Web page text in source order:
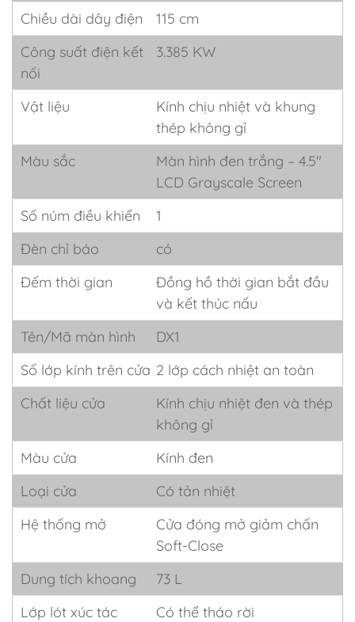
Chiều dài dây điện
115 cm
Công suất điện kết
nối
3.385 KW
Vật liệu
Kính chịu nhiệt và khung
thép không gỉ
Màu sắc
Màn hình đen trắng – 4.5"
LCD Grayscale Screen
Số núm điều khiển
1
Đèn chỉ báo
có
Đếm thời gian
Đồng hồ thời gian bắt đầu
và kết thúc nấu
Tên/Mã màn hình
DX1
Số lớp kính trên cửa 2 lớp cách nhiệt an toàn
Chất liệu cửa
Kính chịu nhiệt đen và thép
không gỉ
Màu cửa
Kính đen
Loại cửa
Có tản nhiệt
Hệ thống mở
Cửa đóng mở giảm chấn
Soft-Close
Dung tích khoang
73 L
Lớp lót xúc tác
Có thể tháo rời